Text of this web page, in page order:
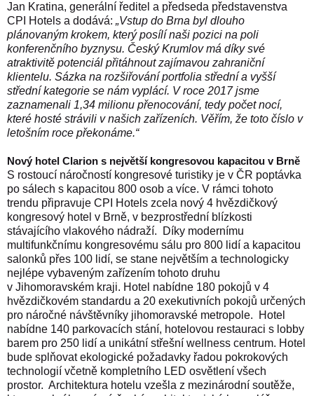
Jan Kratina, generální ředitel a předseda představenstva
CPI Hotels a dodává: „Vstup do Brna byl dlouho
plánovaným krokem, který posílí naši pozici na poli
konferenčního byznysu. Český Krumlov má díky své
atraktivitě potenciál přitáhnout zajímavou zahraniční
klientelu. Sázka na rozšiřování portfolia střední a vyšší
střední kategorie se nám vyplácí. V roce 2017 jsme
zaznamenali 1,34 milionu přenocování, tedy počet nocí,
které hosté strávili v našich zařízeních. Věřím, že toto číslo v
letošním roce překonáme.“
Nový hotel Clarion s největší kongresovou kapacitou v Brně
S rostoucí náročností kongresové turistiky je v ČR poptávka
po sálech s kapacitou 800 osob a více. V rámci tohoto
trendu připravuje CPI Hotels zcela nový 4 hvězdičkový
kongresový hotel v Brně, v bezprostřední blízkosti
stávajícího vlakového nádraží.
Díky modernímu
multifunkčnímu kongresovému sálu pro 800 lidí a kapacitou
salonků přes 100 lidí, se stane největším a technologicky
nejlépe vybaveným zařízením tohoto druhu
v Jihomoravském kraji. Hotel nabídne 180 pokojů v 4
hvězdičkovém standardu a 20 exekutivních pokojů určených
pro náročné návštěvníky jihomoravské metropole.
Hotel
nabídne 140 parkovacích stání, hotelovou restauraci s lobby
barem pro 250 lidí a unikátní střešní wellness centrum. Hotel
bude splňovat ekologické požadavky řadou pokrokových
technologií včetně kompletního LED osvětlení všech
prostor. Architektura hotelu vzešla z mezinárodní soutěže,